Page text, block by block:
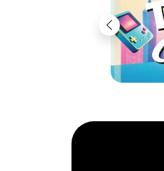
Previous